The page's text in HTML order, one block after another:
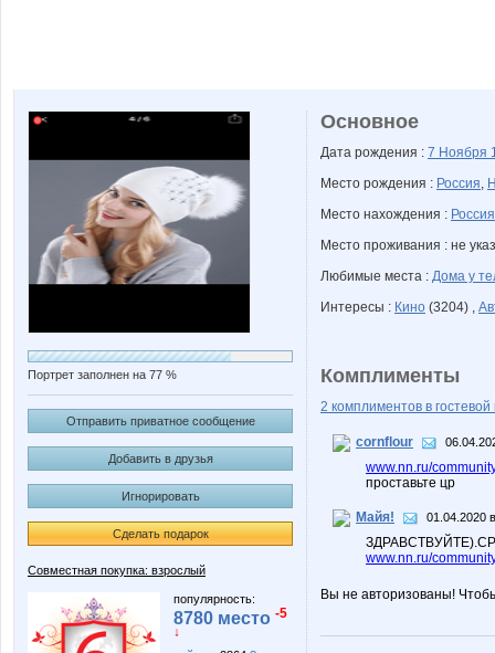
Портрет заполнен на 77 %
Отправить приватное сообщение
Добавить в друзья
Игнорировать
Сделать подарок
Совместная покупка: взрослый
популярность:
8780 место -5
↓
Основное
Дата рождения : 7 Ноября
Место рождения : Россия,
Место нахождения : Россия
Место проживания : не
Любимые места : Дома у
Интересы : Кино (3204) ,
Комплименты
2 комплиментов в гостевой
cornflour
www.nn.ru/
проставьте цр
Майя! 01.04.2020
www.nn.ru/
Вы не авторизованы!